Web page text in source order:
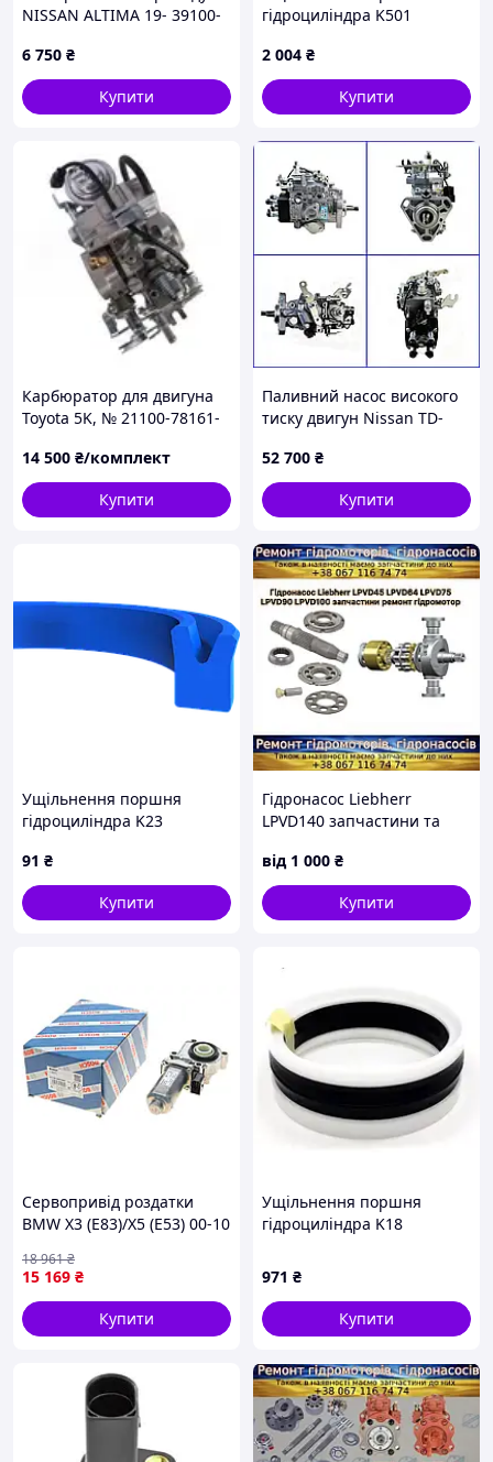
NISSAN ALTIMA 19- 39100-
6 750 ₴
Купити
гідроциліндра K501
Kastas, 180, 159, NBR+PA,
159.00, 180.00
2 004 ₴
Купити
Карбюратор для двигуна
Toyota 5K, № 21100-78161-
78131-71, 211007816171,
211007817771, 21100781
14 500 ₴/комплект
Купити
Паливний насос високого
тиску двигун Nissan TD-
52 700 ₴
Купити
Ущільнення поршня
гідроциліндра K23
PU, 18.00, 26.00
91 ₴
Купити
Гідронасос Liebherr
LPVD140 запчастини та
від 1 000 ₴
Купити
Сервопривід роздатки
BMW X3 (E83)/X5 (E53) 00-10
15 169 ₴
18 961₴
Купити
Ущільнення поршня
гідроциліндра K18
NBR+TPE+POM | KASTAS
K18-145-120
971 ₴
Купити